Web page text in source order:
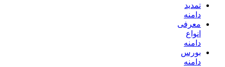
تمدید
دامنه
معرفی
انواع
دامنه
بورس
دامنه